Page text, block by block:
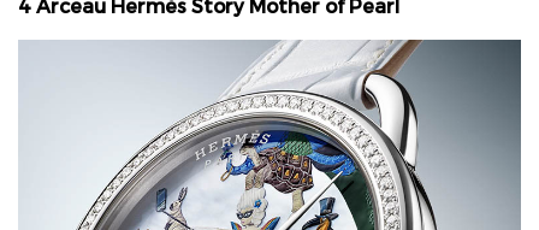
4 Arceau Hermès Story Mother of Pearl